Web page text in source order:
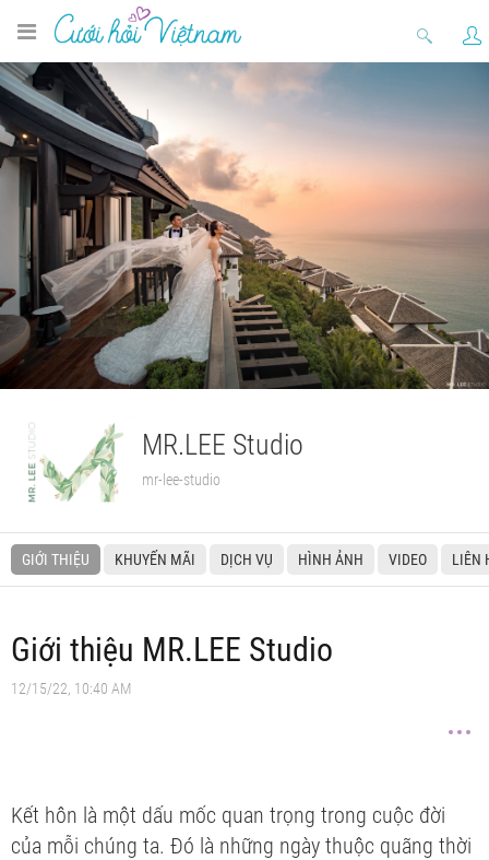
MR.LEE Studio
mr-lee-studio
GIỚI THIỆU KHUYẾN MÃI DỊCH VỤ HÌNH ẢNH VIDEO LIÊN
Giới thiệu MR.LEE Studio
12/15/22, 10:40 AM
Kết hôn là một dấu mốc quan trọng trong cuộc đời
của mỗi chúng ta. Đó là những ngày thuộc quãng thời